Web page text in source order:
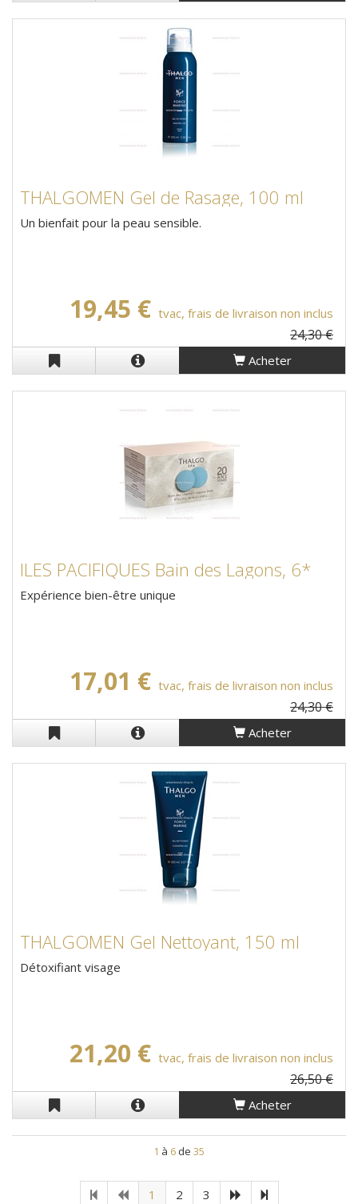
THALGOMEN Gel de Rasage, 100 ml
Un bienfait pour la peau sensible.
19,45 € tvac, frais de livraison non inclus
24,30 €
Acheter
ILES PACIFIQUES Bain des Lagons, 6*
Expérience bien-être unique
17,01 € tvac, frais de livraison non inclus
24,30 €
Acheter
THALGOMEN Gel Nettoyant, 150 ml
Détoxifiant visage
21,20 € tvac, frais de livraison non inclus
26,50 €
Acheter
1 à 6 de 35
1 2 3